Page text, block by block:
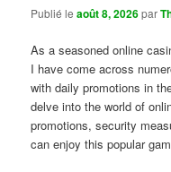
Publié leaoût 8, 2026par
As a seasoned online
I have come across
with daily promotions in
delve into the world of
promotions, security
can enjoy this popular